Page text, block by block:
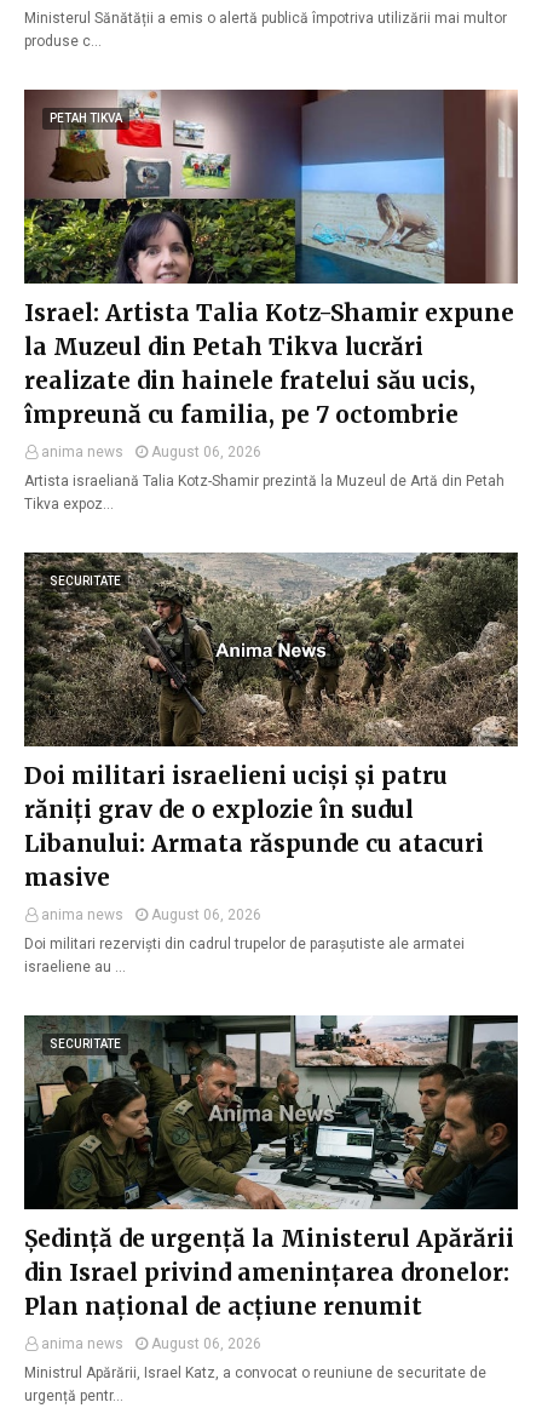
Ministerul Sănătății a emis o alertă publică împotriva utilizării mai multor
produse c…
PETAH TIKVA
Israel: Artista Talia Kotz-Shamir expune
la Muzeul din Petah Tikva lucrări
realizate din hainele fratelui său ucis,
împreună cu familia, pe 7 octombrie
anima news
August 06, 2026
Artista israeliană Talia Kotz-Shamir prezintă la Muzeul de Artă din Petah
Tikva expoz…
SECURITATE
Doi militari israelieni uciși și patru
răniți grav de o explozie în sudul
Libanului: Armata răspunde cu atacuri
masive
anima news
August 06, 2026
Doi militari rezerviști din cadrul trupelor de parașutiste ale armatei
israeliene au …
SECURITATE
Ședință de urgență la Ministerul Apărării
din Israel privind amenințarea dronelor:
Plan național de acțiune renumit
anima news
August 06, 2026
Ministrul Apărării, Israel Katz, a convocat o reuniune de securitate de
urgență pentr…